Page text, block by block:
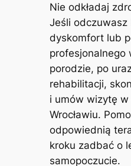
Nie odkładaj
Jeśli odczuwasz
dyskomfort lub
profesjonalnego
porodzie, po
rehabilitacji,
i umów wizytę
Wrocławiu.
odpowiednią
kroku zadbać o
samopoczucie.